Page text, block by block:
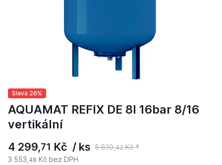
Sleva 26%
AQUAMAT REFIX DE 8l 16bar 8/16
vertikální
4 299,71 Kč / ks 5 810,42Kč *
3 553, 48 Kč bez DPH